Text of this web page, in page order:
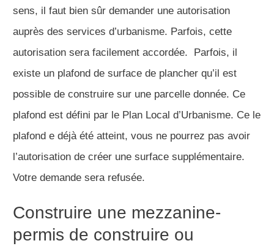
sens, il faut bien sûr demander une autorisation
auprès des services d’urbanisme. Parfois, cette
autorisation sera facilement accordée. Parfois, il
existe un plafond de surface de plancher qu’il est
possible de construire sur une parcelle donnée. Ce
plafond est défini par le Plan Local d’Urbanisme. Ce le
plafond e déjà été atteint, vous ne pourrez pas avoir
l’autorisation de créer une surface supplémentaire.
Votre demande sera refusée.
Construire une mezzanine-
permis de construire ou